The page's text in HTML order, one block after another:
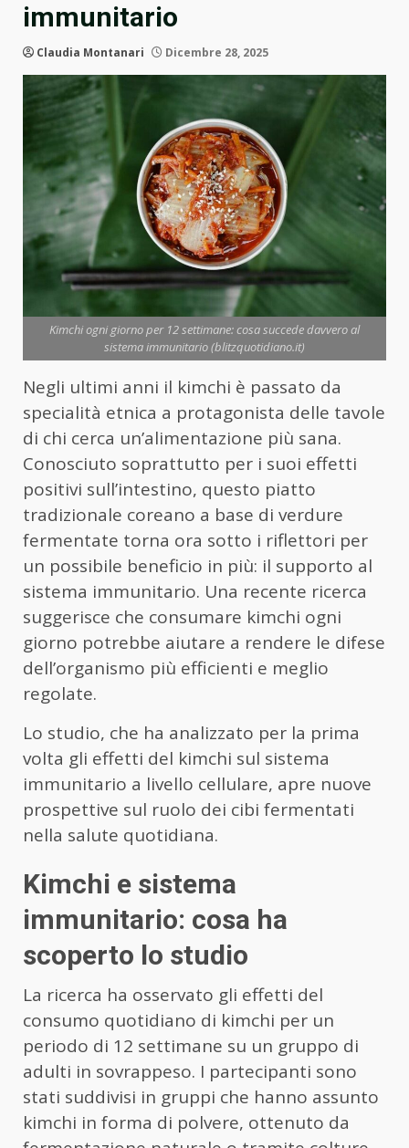
immunitario
Claudia Montanari Dicembre 28, 2025
Kimchi ogni giorno per 12 settimane: cosa succede davvero al
sistema immunitario (blitzquotidiano.it)
Negli ultimi anni il kimchi è passato da
specialità etnica a protagonista delle tavole
di chi cerca un’alimentazione più sana.
Conosciuto soprattutto per i suoi effetti
positivi sull’intestino, questo piatto
tradizionale coreano a base di verdure
fermentate torna ora sotto i riflettori per
un possibile beneficio in più: il supporto al
sistema immunitario. Una recente ricerca
suggerisce che consumare kimchi ogni
giorno potrebbe aiutare a rendere le difese
dell’organismo più efficienti e meglio
regolate.
Lo studio, che ha analizzato per la prima
volta gli effetti del kimchi sul sistema
immunitario a livello cellulare, apre nuove
prospettive sul ruolo dei cibi fermentati
nella salute quotidiana.
Kimchi e sistema
immunitario: cosa ha
scoperto lo studio
La ricerca ha osservato gli effetti del
consumo quotidiano di kimchi per un
periodo di 12 settimane su un gruppo di
adulti in sovrappeso. I partecipanti sono
stati suddivisi in gruppi che hanno assunto
kimchi in forma di polvere, ottenuto da